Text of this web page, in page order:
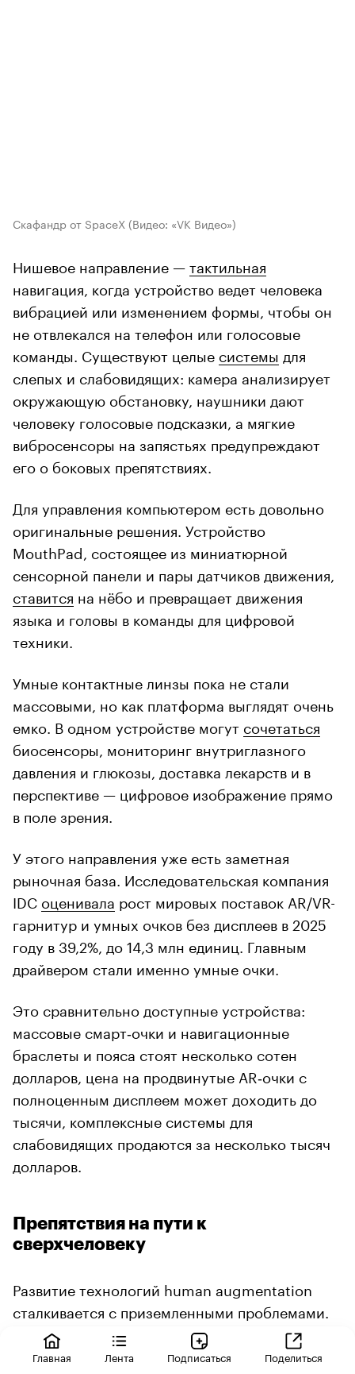
Скафандр от SpaceX (Видео: «VK Видео»)
Нишевое направление —тактильная
навигация, когда устройство ведет человека
вибрацией или изменением формы, чтобы он
не отвлекался на телефон или голосовые
команды. Существуют целые системы для
слепых и слабовидящих: камера анализирует
окружающую обстановку, наушники дают
человеку голосовые подсказки, а мягкие
вибросенсоры на запястьях предупреждают
его о боковых препятствиях.
Для управления компьютером есть довольно
оригинальные решения. Устройство
MouthPad, состоящее из миниатюрной
сенсорной панели и пары датчиков движения,
ставится на нёбо и превращает движения
языка и головы в команды для цифровой
техники.
Умные контактные линзы пока не стали
массовыми, но как платформа выглядят очень
емко. В одном устройстве могут сочетаться
биосенсоры, мониторинг внутриглазного
давления и глюкозы, доставка лекарств и в
перспективе — цифровое изображение прямо
в поле зрения.
У этого направления уже есть заметная
рыночная база. Исследовательская компания
IDC оценивала рост мировых поставок AR/VR-
гарнитур и умных очков без дисплеев в 2025
году в 39,2%, до 14,3 млн единиц. Главным
драйвером стали именно умные очки.
Это сравнительно доступные устройства:
массовые смарт‑очки и навигационные
браслеты и пояса стоят несколько сотен
долларов, цена на продвинутые AR‑очки с
полноценным дисплеем может доходить до
тысячи, комплексные системы для
слабовидящих продаются за несколько тысяч
долларов.
Препятствия на пути к
сверхчеловеку
Развитие технологий human augmentation
сталкивается с приземленными проблемами.
Например, с банальным вопросом сервисных
гарантий. «Фантастическая технология и
Главная Лента Подписаться Поделиться